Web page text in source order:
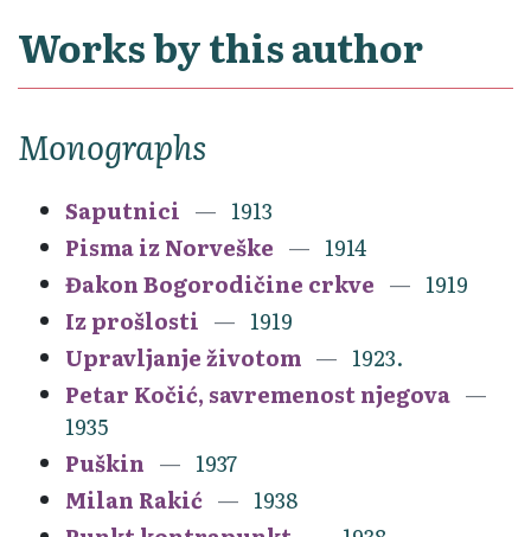
Works by this author
Monographs
Saputnici
1913
Pisma iz Norveške
1914
Đakon Bogorodičine crkve
1919
Iz prošlosti
1919
Upravljanje životom
1923.
Petar Kočić, savremenost njegova
1935
Puškin
1937
Milan Rakić
1938